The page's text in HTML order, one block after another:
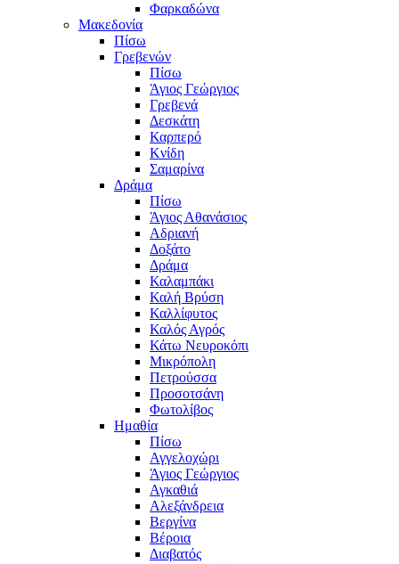
Φαρκαδώνα
Μακεδονία
Πίσω
Γρεβενών
Πίσω
Άγιος Γεώργιος
Γρεβενά
Δεσκάτη
Καρπερό
Κνίδη
Σαμαρίνα
Δράμα
Πίσω
Άγιος Αθανάσιος
Αδριανή
Δοξάτο
Δράμα
Καλαμπάκι
Καλή Βρύση
Καλλίφυτος
Καλός Αγρός
Κάτω Νευροκόπι
Μικρόπολη
Πετρούσσα
Προσοτσάνη
Φωτολίβος
Ημαθία
Πίσω
Αγγελοχώρι
Άγιος Γεώργιος
Αγκαθιά
Αλεξάνδρεια
Βεργίνα
Βέροια
Διαβατός